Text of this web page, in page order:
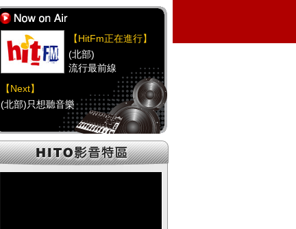
Hit Fm【FB臉書粉絲團】等你加入！
最專業《DJ推薦》好音樂千萬別錯過！
好康報報 最新優惠訊息都在這！
【HitFm正在進行】
(北部)
流行最前線
【Next】
(北部)只想聽音樂
【HitFm正在進行】
(中部)